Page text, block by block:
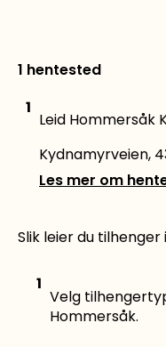
1 hentested
1
Leid Hommersåk
Kydnamyrveien,
Les mer om
Slik leier du
1
Velg
Hommersåk.